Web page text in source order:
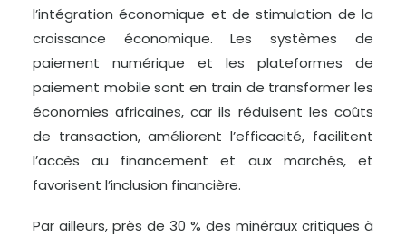
l’intégration économique et de stimulation de la
croissance économique. Les systèmes de
paiement numérique et les plateformes de
paiement mobile sont en train de transformer les
économies africaines, car ils réduisent les coûts
de transaction, améliorent l’efficacité, facilitent
l’accès au financement et aux marchés, et
favorisent l’inclusion financière.
Par ailleurs, près de 30 % des minéraux critiques à